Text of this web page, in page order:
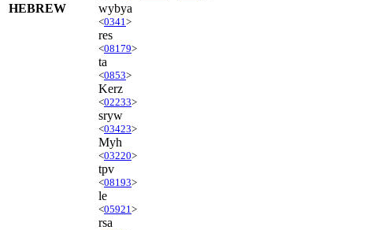
HEBREW wybya
<0341 >
res
<08179>
ta
<0853>
Kerz
<02233>
sryw
<03423>
Myh
<03220>
tpv
<08193>
le
<05921 >
rsa